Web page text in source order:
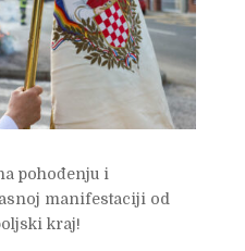
pohođenju i
manifestaciji od
kraj!